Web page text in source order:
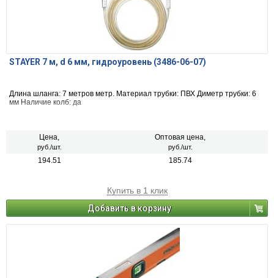
STAYER 7 м, d 6 мм, гидроуровень (3486-06-07)
Длина шланга: 7 метров метр. Материал трубки: ПВХ Диметр трубки: 6
мм Наличие колб: да
Цена,
руб./шт.
Оптовая цена,
руб./шт.
194.51 185.74
Купить в 1 клик
Добавить в корзину